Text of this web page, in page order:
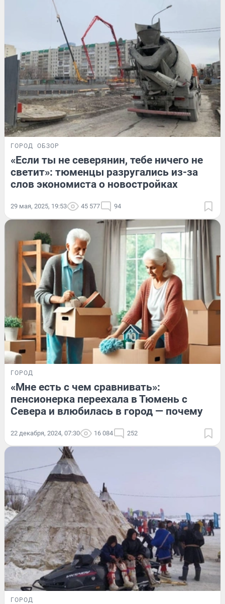
ГОРОД ОБЗОР
«Если ты не северянин, тебе ничего не
светит»: тюменцы разругались из-за
слов экономиста о новостройках
29 мая, 2025, 19:53 45 577 94
ГОРОД
«Мне есть с чем сравнивать»:
пенсионерка переехала в Тюмень с
Севера и влюбилась в город — почему
22 декабря, 2024, 07:30 16 084 252
ГОРОД